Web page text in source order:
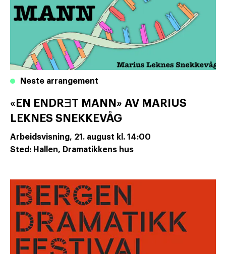
Neste arrangement
«EN ENDRƎT MANN» AV MARIUS
LEKNES SNEKKEVÅG
Arbeidsvisning, 21. august kl. 14:00
Sted: Hallen, Dramatikkens hus